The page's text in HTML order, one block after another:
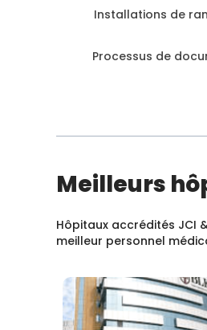
Installations de
Processus de
Meilleurs
Hôpitaux accrédités JCI
meilleur personnel